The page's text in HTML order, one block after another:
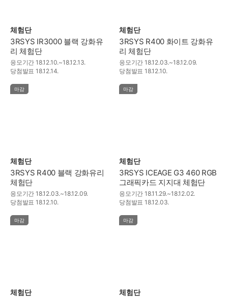
체험단
3RSYS IR3000 블랙 강화유
리 체험단
응모기간 18.12.10.~18.12.13.
당첨발표 18.12.14.
체험단
3RSYS R400 화이트 강화유
리 체험단
응모기간 18.12.03.~18.12.09.
당첨발표 18.12.10.
마감
체험단
3RSYS R400 블랙 강화유리
체험단
응모기간 18.12.03.~18.12.09.
당첨발표 18.12.10.
마감
체험단
3RSYS ICEAGE G3 460 RGB
그래픽카드 지지대 체험단
응모기간 18.11.29.~18.12.02.
당첨발표 18.12.03.
마감
체험단
마감
체험단